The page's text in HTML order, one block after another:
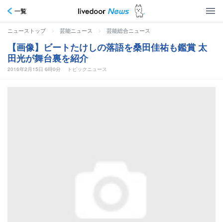
一覧
ニューストップ > 芸能ニュース > 芸能総合ニュース
【画像】ビートたけしの落語を桑田佳祐も鑑賞 太
田光が舞台裏を紹介
2016年2月15日 6時0分 トピックニュース